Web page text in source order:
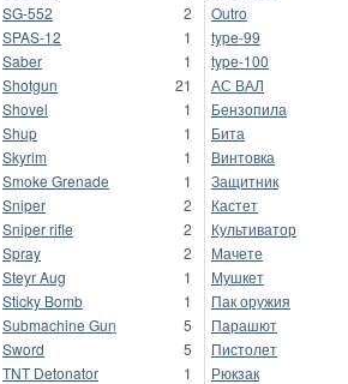
SG-552
2
SPAS-12
1
Saber
1
Shotgun
21
Shovel
1
Shup
1
Skyrim
1
Smoke Grenade
1
Sniper
2
Sniper rifle
2
Spray
2
Steyr Aug
1
Sticky Bomb
1
Submachine Gun
5
Sword
5
TNT Detonator
1
Outro
type-99
type-100
АС ВАЛ
Бензопила
Бита
Винтовка
Защитник
Кастет
Культиватор
Мачете
Мушкет
Пак оружия
Парашют
Пистолет
Рюкзак